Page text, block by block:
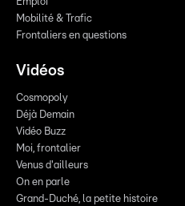
Mobilité & Trafic
Frontaliers en questions
Vidéos
Cosmopoly
Déjà Demain
Vidéo Buzz
Moi, frontalier
Venus d'ailleurs
On en parle
Grand-Duché, la petite histoire